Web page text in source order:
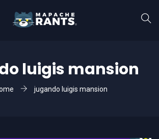
luigis mansion
jugando luigis mansion